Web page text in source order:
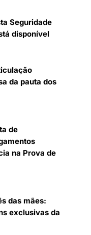
Seguridade
disponível
da pauta dos
de
na Prova de
das mães:
exclusivas da